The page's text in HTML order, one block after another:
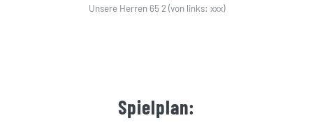
Unsere Herren 65 2 (von links: xxx)
Spielplan: